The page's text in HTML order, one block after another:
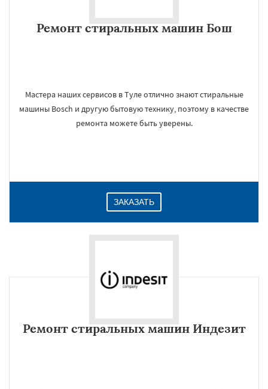
Ремонт стиральных машин Бош
Мастера наших сервисов в Туле отлично знают стиральные
машины Bosch и другую бытовую технику, поэтому в качестве
ремонта можете быть уверены.
ЗАКАЗАТЬ
Ремонт стиральных машин Индезит